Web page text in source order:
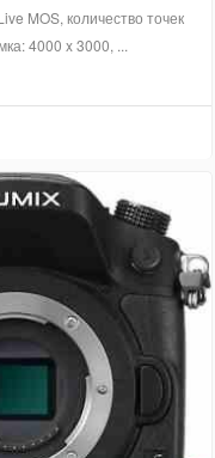
MOS, количество точек
4000 x 3000, ...